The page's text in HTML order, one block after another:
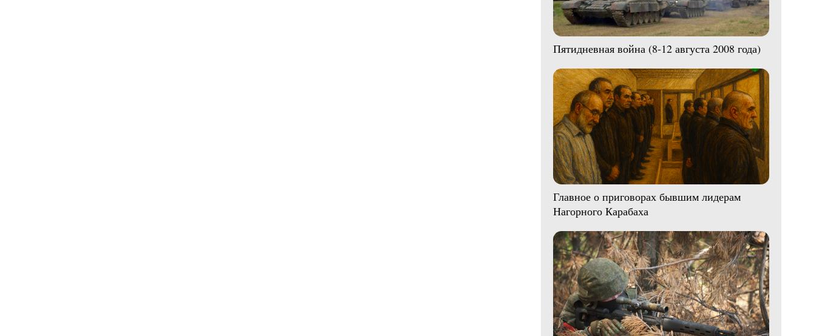
Пятидневная война (8-12 августа 2008 года)
Главное о приговорах бывшим лидерам
Нагорного Карабаха